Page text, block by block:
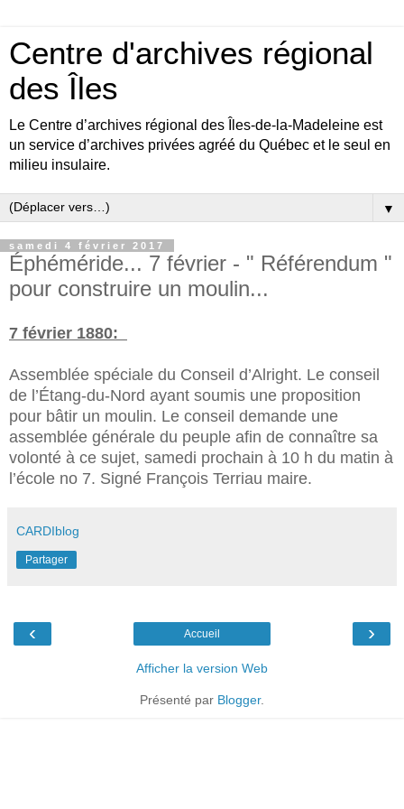
Centre d'archives régional
des Îles
Le Centre d’archives régional des Îles-de-la-Madeleine est
un service d’archives privées agréé du Québec et le seul en
milieu insulaire.
▼
samedi 4 février 2017
Éphéméride... 7 février - " Référendum "
pour construire un moulin...
7 février 1880:
Assemblée spéciale du Conseil d’Alright. Le conseil
de l’Étang-du-Nord ayant soumis une proposition
pour bâtir un moulin. Le conseil demande une
assemblée générale du peuple afin de connaître sa
volonté à ce sujet, samedi prochain à 10 h du matin à
l’école no 7. Signé François Terriau maire.
CARDIblog
Partager
‹ ›
Accueil
Afficher la version Web
Présenté par Blogger.